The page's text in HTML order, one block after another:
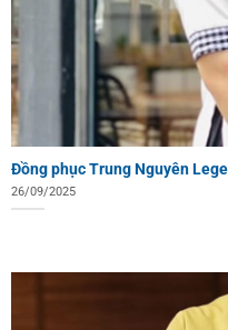
Đồng phục Trung Nguyên
26/09/2025